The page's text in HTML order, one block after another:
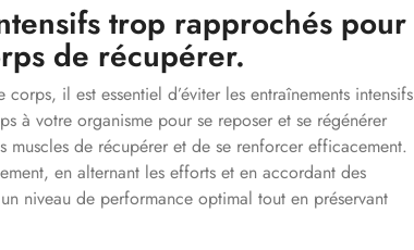
trop rapprochés pour
de récupérer.
il est essentiel d’éviter les entraînements intensifs
à votre organisme pour se reposer et se régénérer
muscles de récupérer et de se renforcer efficacement.
en alternant les efforts et en accordant des
niveau de performance optimal tout en préservant